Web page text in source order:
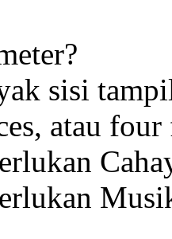
sisi
atau four